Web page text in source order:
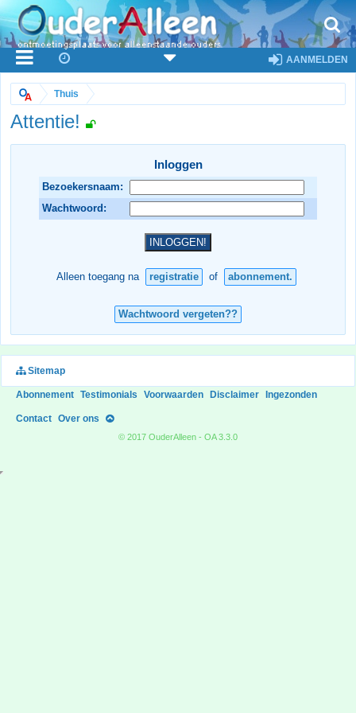
AANMELDEN
Thuis
Attentie!
Inloggen
Bezoekersnaam:
Wachtwoord:
Alleen toegang na registratie of abonnement.
Wachtwoord vergeten??
Sitemap
Abonnement Testimonials Voorwaarden Disclaimer Ingezonden
Contact Over ons
© 2017 OuderAlleen - OA 3.3.0